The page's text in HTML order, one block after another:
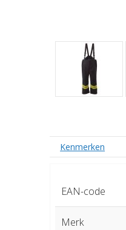
Kenmerken
EAN-code
Merk